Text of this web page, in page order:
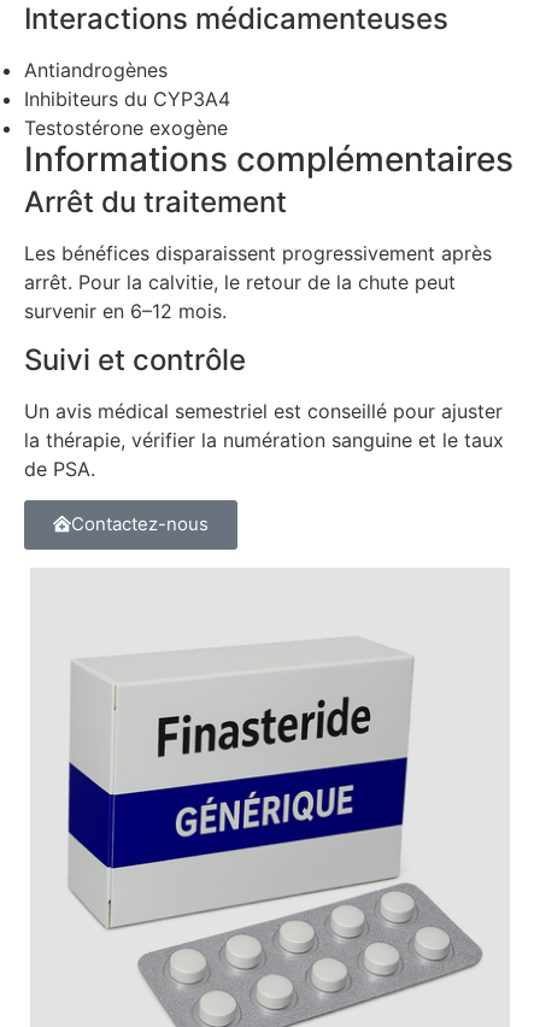
Interactions médicamenteuses
Antiandrogènes
Inhibiteurs du CYP3A4
Testostérone exogène
Informations complémentaires
Arrêt du traitement
Les bénéfices disparaissent progressivement après
arrêt. Pour la calvitie, le retour de la chute peut
survenir en 6–12 mois.
Suivi et contrôle
Un avis médical semestriel est conseillé pour ajuster
la thérapie, vérifier la numération sanguine et le taux
de PSA.
Contactez-nous